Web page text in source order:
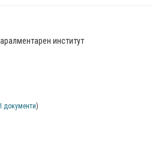
институт
документи)